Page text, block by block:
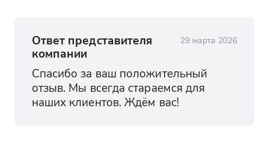
Ответ представителя
компании
29 марта 2026
Спасибо за ваш положительный
отзыв. Мы всегда стараемся для
наших клиентов. Ждём вас!